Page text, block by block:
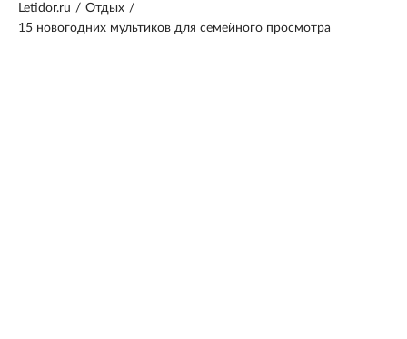
Letidor.ru / Отдых /
15 новогодних мультиков для семейного просмотра